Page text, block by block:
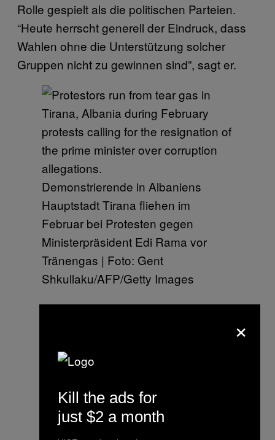
Rolle gespielt als die politischen Parteien.
“Heute herrscht generell der Eindruck, dass
Wahlen ohne die Unterstützung solcher
Gruppen nicht zu gewinnen sind”, sagt er.
Demonstrierende in Albaniens
Hauptstadt Tirana fliehen im
Februar bei Protesten gegen
Ministerpräsident Edi Rama vor
Tränengas | Foto: Gent
Shkullaku/AFP/Getty Images
×
Kill the ads for
just $2 a month